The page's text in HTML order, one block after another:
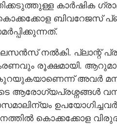
കാർഷിക
ബിവറേജസ്
നൽകി. പ്ലാന്റ്
രൂക്ഷമായി.
അവർ
ആരോഗ്യപ്രശ്നങ്ങൾ
കൊക്കക്കോള